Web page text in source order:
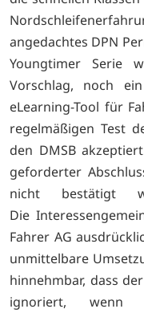
angedachtes DPN
Youngtimer Serie
Vorschlag, noch
eLearning-Tool für
regelmäßigen Test
den DMSB
geforderter
nicht bestätigt
Die
Fahrer AG
unmittelbare
hinnehmbar, dass
ignoriert, wenn